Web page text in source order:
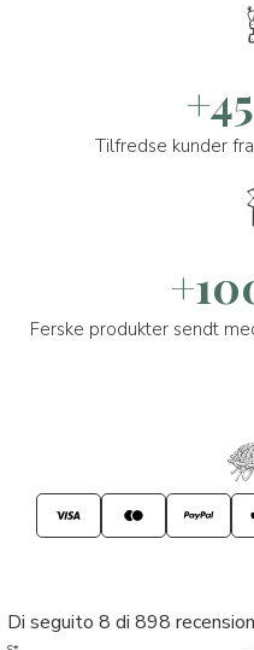
Tilfredse kunder
Ferske produkter sendt
Di seguito 8 di 898